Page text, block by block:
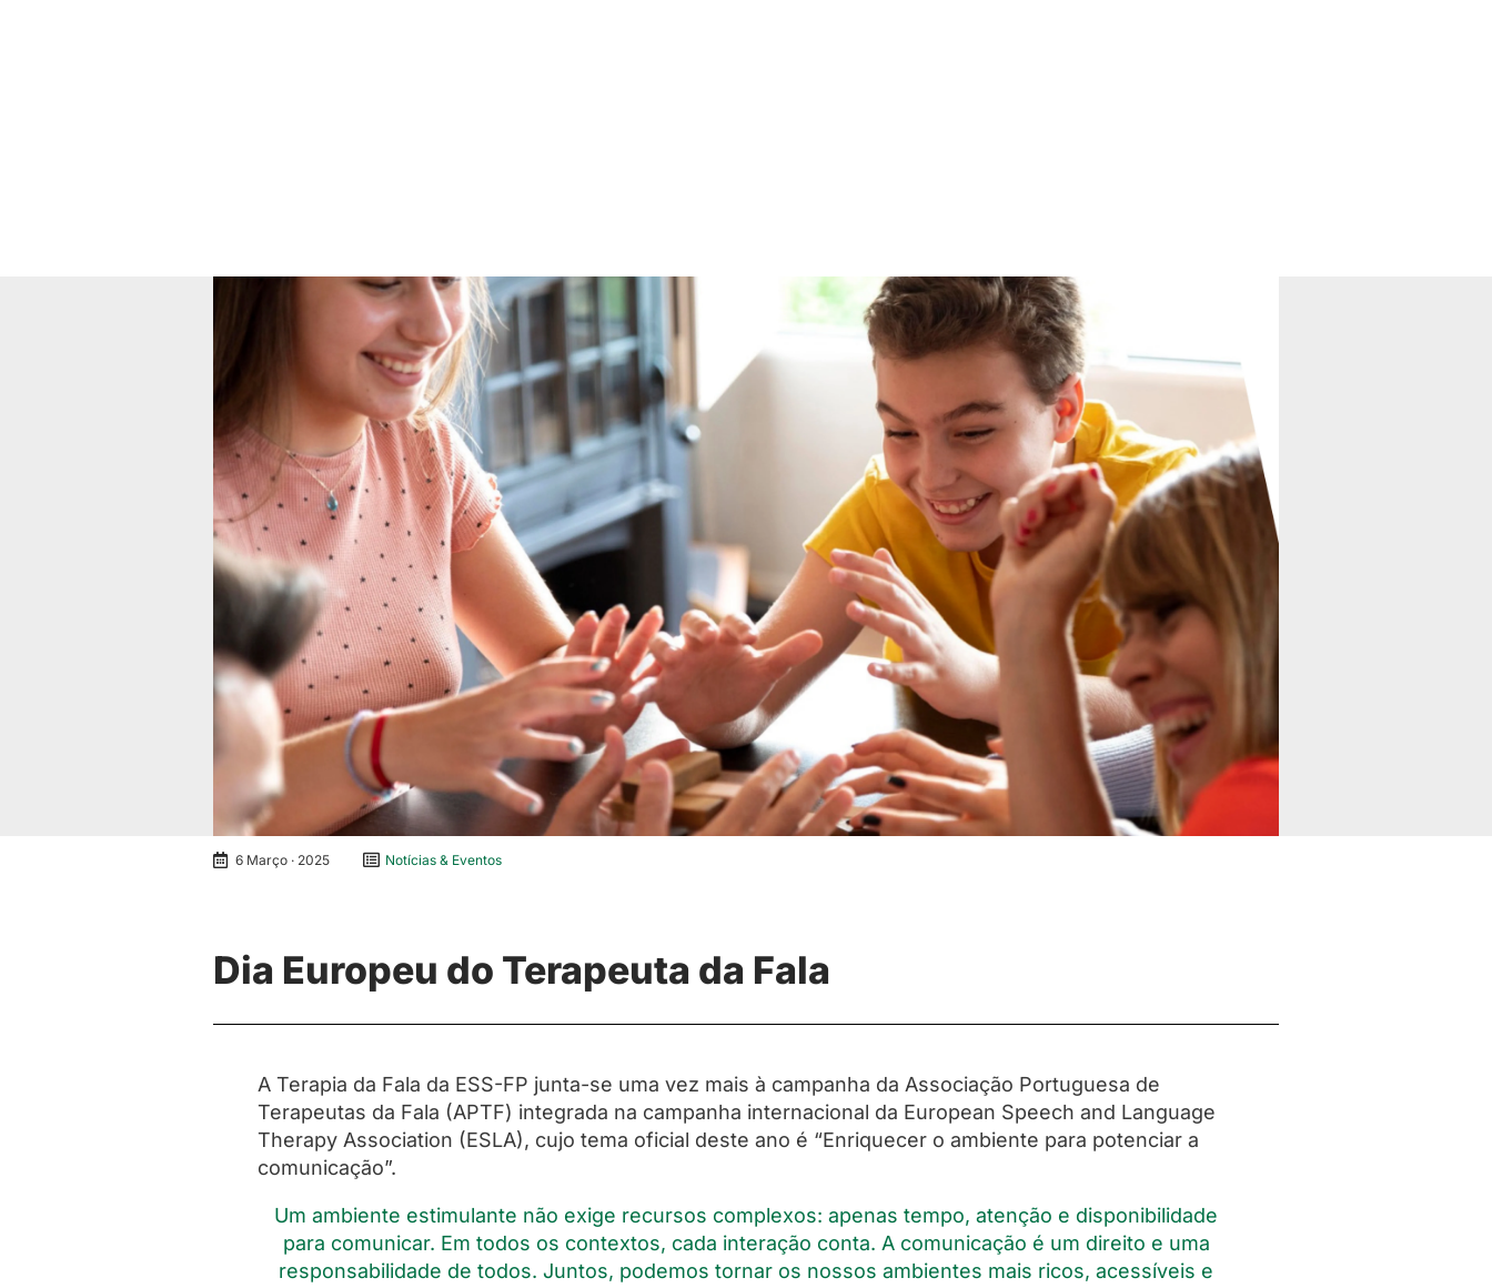
6 Março · 2025 Notícias & Eventos
Dia Europeu do Terapeuta da Fala
A Terapia da Fala da ESS-FP junta-se uma vez mais à campanha da Associação Portuguesa de
Terapeutas da Fala (APTF) integrada na campanha internacional da European Speech and Language
Therapy Association (ESLA), cujo tema oficial deste ano é “Enriquecer o ambiente para potenciar a
comunicação”.
Um ambiente estimulante não exige recursos complexos: apenas tempo, atenção e disponibilidade
para comunicar. Em todos os contextos, cada interação conta. A comunicação é um direito e uma
responsabilidade de todos. Juntos, podemos tornar os nossos ambientes mais ricos, acessíveis e